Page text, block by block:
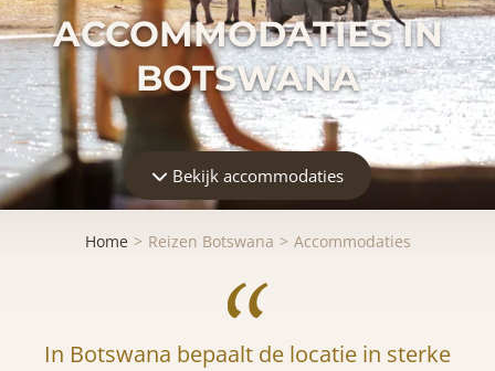
ACCOMMODATIES IN
BOTSWANA
Bekijk accommodaties
Home Reizen Botswana Accommodaties
In Botswana bepaalt de locatie in sterke